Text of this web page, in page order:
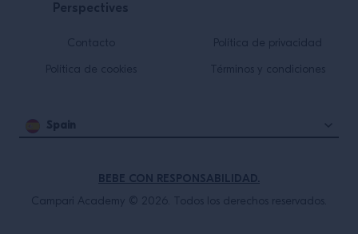
Perspectives
Contacto
Política de cookies
Política de privacidad
Términos y condiciones
Spain
BEBE CON RESPONSABILIDAD.
Campari Academy © 2026. Todos los derechos reservados.